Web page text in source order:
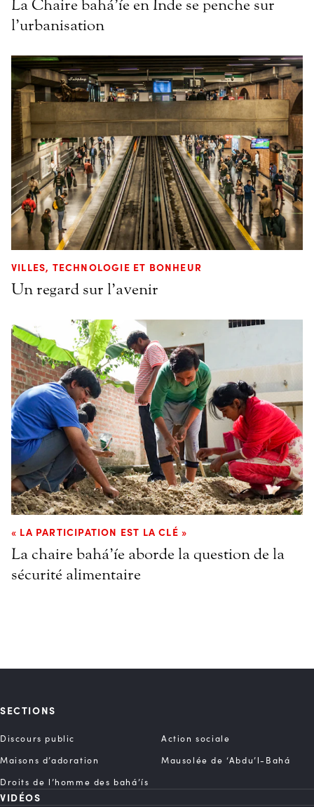
La Chaire bahá’íe en Inde se penche sur
l’urbanisation
VILLES, TECHNOLOGIE ET BONHEUR
Un regard sur l’avenir
« LA PARTICIPATION EST LA CLÉ »
La chaire bahá’íe aborde la question de la
sécurité alimentaire
SECTIONS
Discours public
Action sociale
Maisons d’adoration
Mausolée de ‘Abdu’l-Bahá
Droits de l’homme des bahá’ís
VIDÉOS